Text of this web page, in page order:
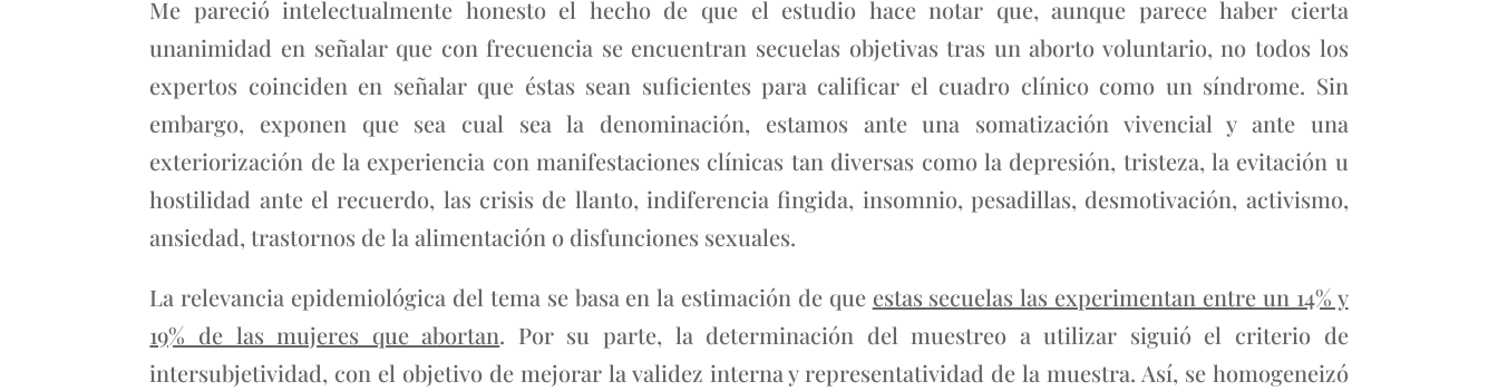
Me pareció intelectualmente honesto el hecho de que el estudio hace notar que, aunque parece haber cierta
unanimidad en señalar que con frecuencia se encuentran secuelas objetivas tras un aborto voluntario, no todos los
expertos coinciden en señalar que éstas sean suficientes para calificar el cuadro clínico como un síndrome. Sin
embargo, exponen que sea cual sea la denominación, estamos ante una somatización vivencial y ante una
exteriorización de la experiencia con manifestaciones clínicas tan diversas como la depresión, tristeza, la evitación u
hostilidad ante el recuerdo, las crisis de llanto, indiferencia fingida, insomnio, pesadillas, desmotivación, activismo,
ansiedad, trastornos de la alimentación o disfunciones sexuales.
La relevancia epidemiológica del tema se basa en la estimación de que estas secuelas las experimentan entre un 14% y
19% de las mujeres que abortan. Por su parte, la determinación del muestreo a utilizar siguió el criterio de
intersubjetividad, con el objetivo de mejorar la validez interna y representatividad de la muestra. Así, se homogeneizó